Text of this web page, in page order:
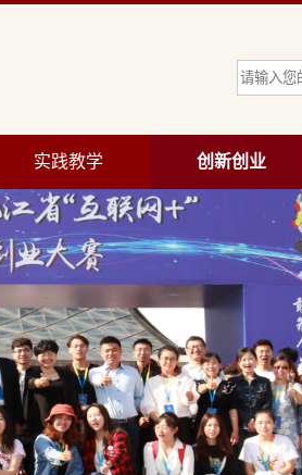
实践教学 创新创业